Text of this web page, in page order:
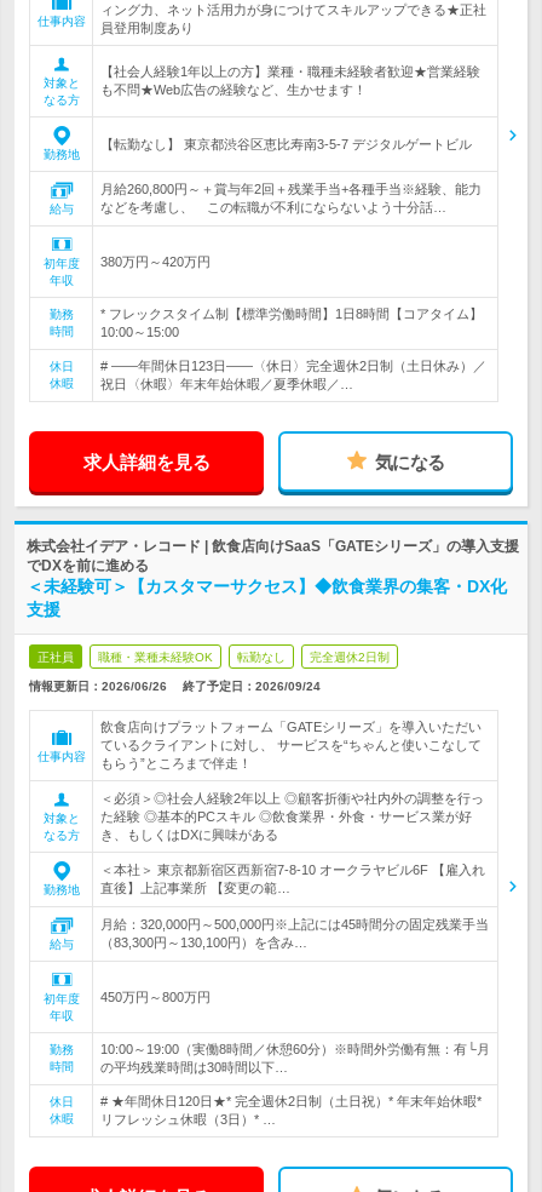
仕事内容
ィング力、ネット活用力が身につけてスキルアップできる★正社
員登用制度あり
対象と
なる方
【社会人経験1年以上の方】業種・職種未経験者歓迎★営業経験
も不問★Web広告の経験など、生かせます！
勤務地
【転勤なし】 東京都渋谷区恵比寿南3-5-7 デジタルゲートビル
給与
月給260,800円～＋賞与年2回＋残業手当+各種手当※経験、能力
などを考慮し、 この転職が不利にならないよう十分話…
初年度
年収
380万円～420万円
勤務
時間
* フレックスタイム制【標準労働時間】1日8時間【コアタイム】
10:00～15:00
休日
休暇
# ――年間休日123日――〈休日〉完全週休2日制（土日休み）／
祝日〈休暇〉年末年始休暇／夏季休暇／…
求人詳細を見る 気になる
株式会社イデア・レコード | 飲食店向けSaaS「GATEシリーズ」の導入支援
でDXを前に進める
＜未経験可＞【カスタマーサクセス】◆飲食業界の集客・DX化
支援
正社員 職種・業種未経験OK 転勤なし 完全週休2日制
情報更新日：2026/06/26 終了予定日： 2026/09/24
仕事内容
飲食店向けプラットフォーム「GATEシリーズ」を導入いただい
ているクライアントに対し、 サービスを“ちゃんと使いこなして
もらう”ところまで伴走！
対象と
なる方
＜必須＞◎社会人経験2年以上 ◎顧客折衝や社内外の調整を行っ
た経験 ◎基本的PCスキル ◎飲食業界・外食・サービス業が好
き、もしくはDXに興味がある
勤務地
＜本社＞ 東京都新宿区西新宿7-8-10 オークラヤビル6F 【雇入れ
直後】上記事業所 【変更の範…
給与
月給：320,000円～500,000円※上記には45時間分の固定残業手当
（83,300円～130,100円）を含み…
初年度
年収
450万円～800万円
勤務
時間
10:00～19:00（実働8時間／休憩60分）※時間外労働有無：有└月
の平均残業時間は30時間以下…
休日
休暇
# ★年間休日120日★* 完全週休2日制（土日祝）* 年末年始休暇*
リフレッシュ休暇（3日）* …